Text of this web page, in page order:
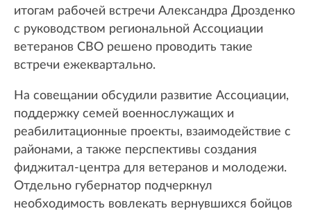
итогам рабочей встречи Александра Дрозденко
с руководством региональной Ассоциации
ветеранов СВО решено проводить такие
встречи ежеквартально.
На совещании обсудили развитие Ассоциации,
поддержку семей военнослужащих и
реабилитационные проекты, взаимодействие с
районами, а также перспективы создания
фиджитал-центра для ветеранов и молодежи.
Отдельно губернатор подчеркнул
необходимость вовлекать вернувшихся бойцов